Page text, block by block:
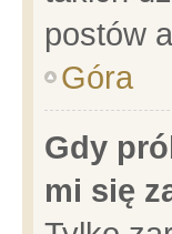
postów
Góra
Gdy
mi się